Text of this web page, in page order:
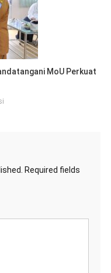
MoU Perkuat
Required fields